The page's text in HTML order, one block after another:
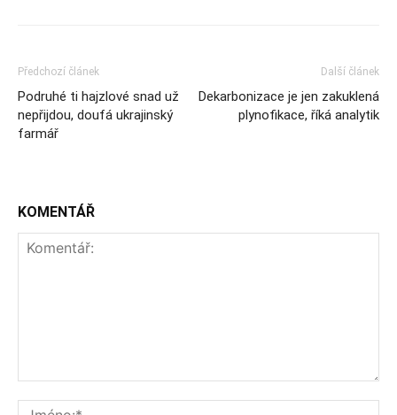
Předchozí článek
Podruhé ti hajzlové snad už
nepřijdou, doufá ukrajinský
farmář
Další článek
Dekarbonizace je jen zakuklená
plynofikace, říká analytik
KOMENTÁŘ